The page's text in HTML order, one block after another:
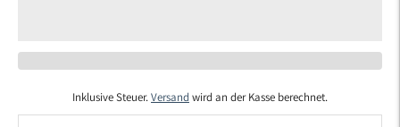
Inklusive Steuer.Versand wird an der Kasse berechnet.